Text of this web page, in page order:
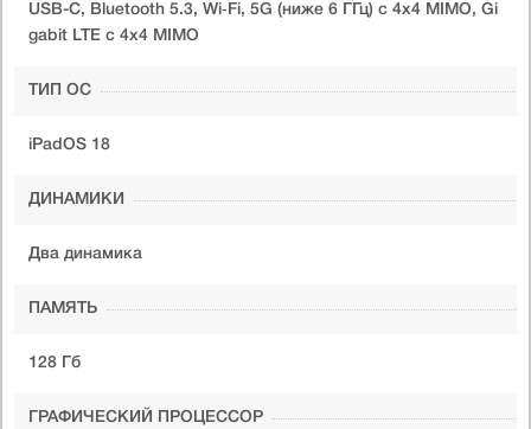
USB-C, Bluetooth 5.3, Wi‑Fi, 5G (ниже 6 ГГц) с 4x4 MIMO, Gi
gabit LTE с 4x4 MIMO
ТИП ОС
iPadOS 18
ДИНАМИКИ
Два динамика
ПАМЯТЬ
128 Гб
ГРАФИЧЕСКИЙ ПРОЦЕССОР